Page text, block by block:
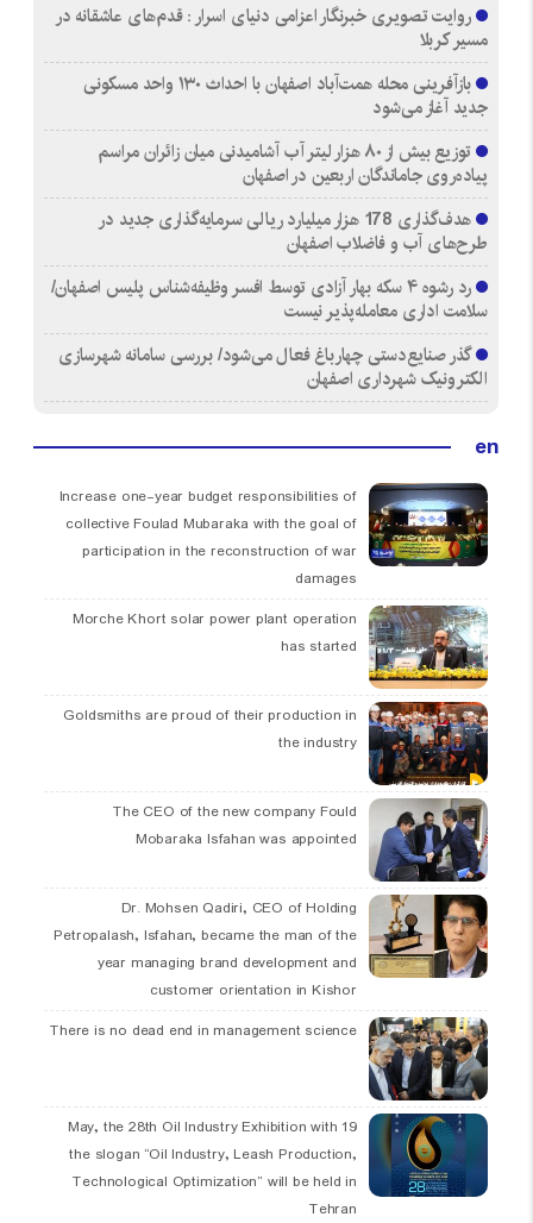
روایت تصویری خبرنگار اعزامی دنیای اسرار : قدم‌های عاشقانه در
مسیر کربلا
بازآفرینی محله همت‌آباد اصفهان با احداث ۱۳۰ واحد مسکونی
جدید آغاز می‌شود
توزیع بیش از ۸۰ هزار لیتر آب آشامیدنی میان زائران مراسم
پیاده‌روی جاماندگان اربعین در اصفهان
هدف‌گذاری 178 هزار میلیارد ریالی سرمایه‌گذاری جدید در
طرح‌های آب و فاضلاب اصفهان
رد رشوه ۴ سکه بهار آزادی توسط افسر وظیفه‌شناس پلیس اصفهان/
سلامت اداری معامله‌پذیر نیست
گذر صنایع‌دستی چهارباغ فعال می‌شود/ بررسی سامانه شهرسازی
الکترونیک شهرداری اصفهان
en
Increase one-year budget responsibilities of
collective Foulad Mubaraka with the goal of
participation in the reconstruction of war
damages
Morche Khort solar power plant operation
has started
Goldsmiths are proud of their production in
the industry
The CEO of the new company Fould
Mobaraka Isfahan was appointed
Dr. Mohsen Qadiri, CEO of Holding
Petropalash, Isfahan, became the man of the
year managing brand development and
customer orientation in Kishor
There is no dead end in management science
19 May, the 28th Oil Industry Exhibition with
the slogan “Oil Industry, Leash Production,
Technological Optimization” will be held in
Tehran